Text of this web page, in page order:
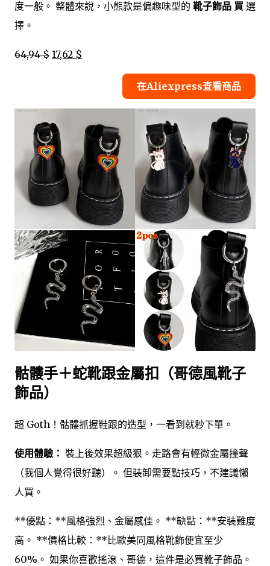
度一般。 整體來說，小熊款是偏趣味型的 靴子飾品 買 選
擇。
64,94 $ 17,62 $
在Aliexpress查看商品
骷髏手＋蛇靴跟金屬扣（哥德風靴子
飾品）
超 Goth！骷髏抓握鞋跟的造型，一看到就秒下單。
使用體驗： 裝上後效果超級狠。走路會有輕微金屬撞聲
（我個人覺得很好聽）。 但裝卸需要點技巧，不建議懶
人買。
**優點：**風格強烈、金屬感佳。 **缺點：**安裝難度
高。 **價格比較：**比歐美同風格靴飾便宜至少
60%。 如果你喜歡搖滾、哥德，這件是必買靴子飾品。